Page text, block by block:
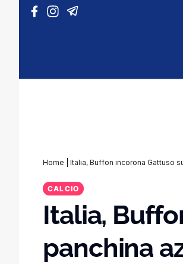
Vai al contenuto
Home Italia, Buffon incorona Gattuso
CALCIO
Italia,
panchina